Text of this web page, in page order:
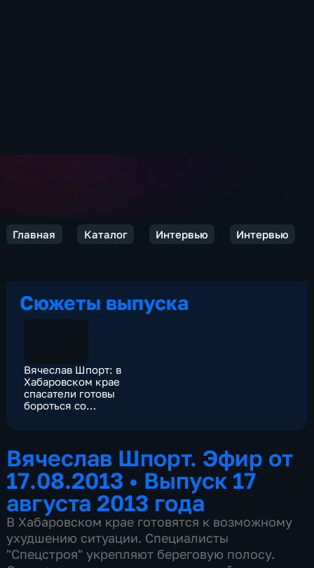
Главная Каталог Интервью Интервью
Сюжеты выпуска
Вячеслав Шпорт: в
Хабаровском крае
спасатели готовы
бороться со
Вячеслав Шпорт. Эфир от
17.08.2013 • Выпуск 17
августа 2013 года
В Хабаровском крае готовятся к возможному
ухудшению ситуации. Специалисты
"Спецстроя" укрепляют береговую полосу.